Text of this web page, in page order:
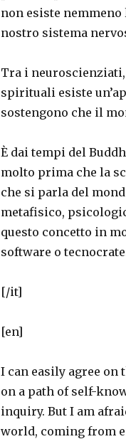
non esiste
nostro sistema
Tra i
spirituali esiste
sostengono che il
È dai tempi del
molto prima che la
che si parla del
metafisico,
questo concetto in
software o
[/it]
[en]
I can easily agree on
on a path of self-
inquiry. But I am
world, coming from